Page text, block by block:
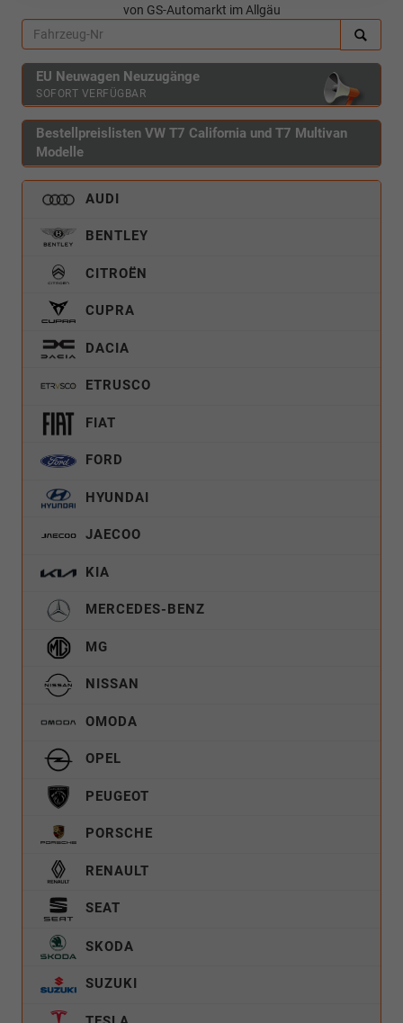
von GS-Automarkt im Allgäu
EU Neuwagen Neuzugänge
SOFORT VERFÜGBAR
Bestellpreislisten VW T7 California und T7 Multivan
Modelle
AUDI
BENTLEY
CITROËN
CUPRA
DACIA
ETRUSCO
FIAT
FORD
HYUNDAI
JAECOO
KIA
MERCEDES-BENZ
MG
NISSAN
OMODA
OPEL
PEUGEOT
PORSCHE
RENAULT
SEAT
SKODA
SUZUKI